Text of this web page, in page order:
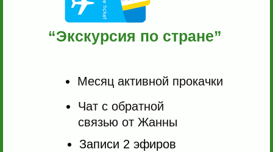
“Экскурсия по стране”
Месяц активной прокачки
Чат с обратной
связью от Жанны
Записи 2 эфиров